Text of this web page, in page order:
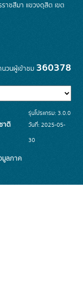
าชสีมา แขวงดุสิต เขต
นวนผู้เข้าชม 360378
าติ
มูลภาค
รุ่นโปรแกรม: 3.0.0
วันที่: 2025-05-
30